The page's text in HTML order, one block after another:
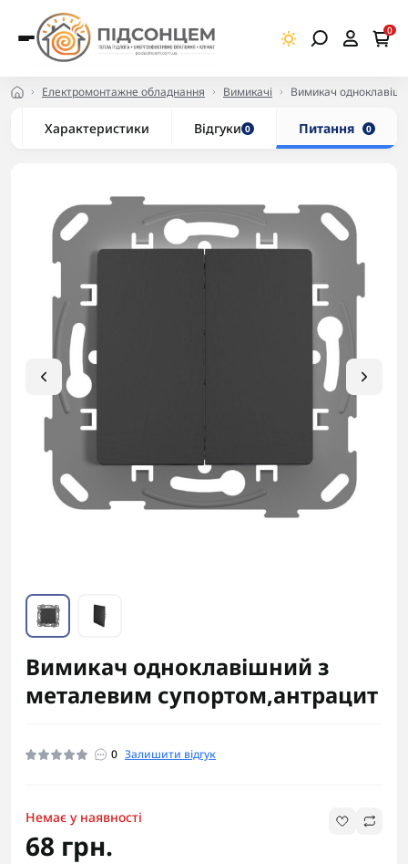
0
Електромонтажне обладнання Вимикачі Вимикач
Характеристики Відгуки 0 Питання 0
Вимикач одноклавішний з
металевим супортом,антрацит
0 Залишити відгук
Немає у наявності
68 грн.